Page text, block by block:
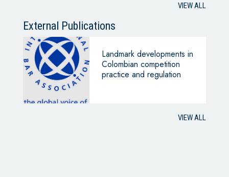
VIEW ALL
External Publications
Landmark developments in
Colombian competition
practice and regulation
VIEW ALL